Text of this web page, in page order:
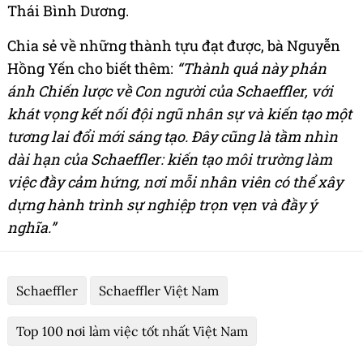
Thái Bình Dương.
Chia sẻ về những thành tựu đạt được, bà Nguyễn
Hồng Yến cho biết thêm: “Thành quả này phản
ánh Chiến lược về Con người của Schaeffler, với
khát vọng kết nối đội ngũ nhân sự và kiến tạo một
tương lai đổi mới sáng tạo. Đây cũng là tầm nhìn
dài hạn của Schaeffler: kiến tạo môi trường làm
việc đầy cảm hứng, nơi mỗi nhân viên có thể xây
dựng hành trình sự nghiệp trọn vẹn và đầy ý
nghĩa.”
Schaeffler Schaeffler Việt Nam
Top 100 nơi làm việc tốt nhất Việt Nam